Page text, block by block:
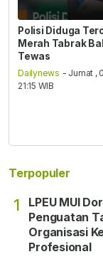
Polisi Diduga
Merah Tabrak
Tewas
Dailynews - Jumat ,
21:15 WIB
Terpopuler
1
LPEU MUI
Penguatan
Organisasi
Profesional